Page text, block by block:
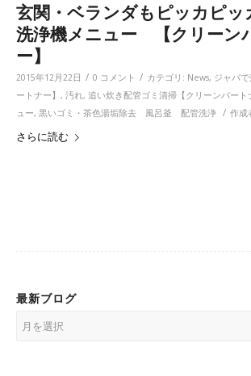
玄関・ベランダもピッカピッ
洗浄機メニュー 【クリーン
ー】
2015年12月22日 / 0 コメント / カテゴリ: News, ジャバ
ートナー】 , 汚れ, 追い炊き配管ゴミ清掃【クリーンパート
ュー, 黒いゴミ・茶色湯垢除去 風呂釜 配管洗浄 / 作成
さらに読む
最新ブログ